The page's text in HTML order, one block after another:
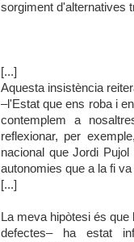
sorgiment d'alternatives
[...]
Aquesta insistència
–l'Estat que ens roba i
contemplem a
reflexionar, per
nacional que Jordi
autonomies que a la fi
[...]
La meva hipòtesi és
defectes– ha estat